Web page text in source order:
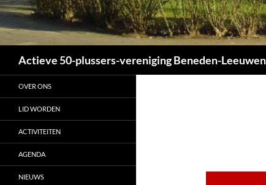
Actieve 50-plussers-vereniging Beneden-Leeuwen
OVER ONS
LID WORDEN
ACTIVITEITEN
AGENDA
NIEUWS